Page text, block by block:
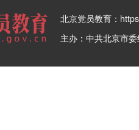
北京党员教育：
主办：中共北京市